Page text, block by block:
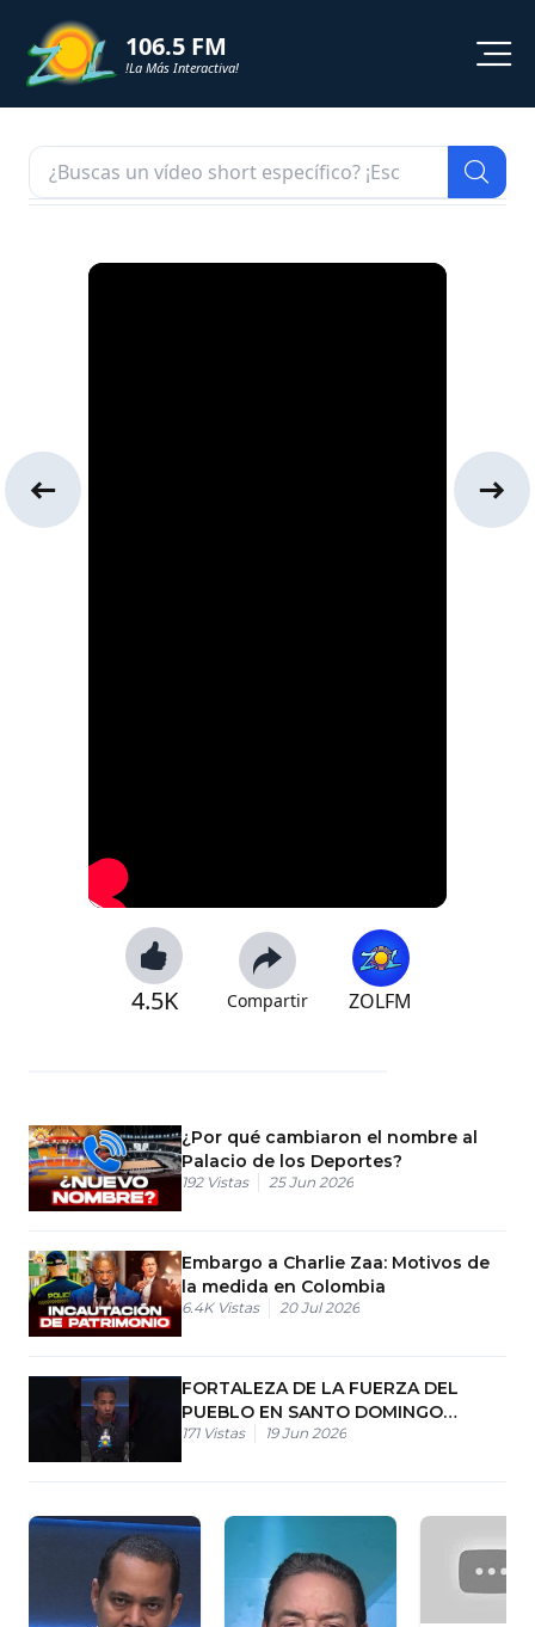
106.5 FM
!La Más Interactiva!
NOTICIAS
ZOL TV
4.5K Compartir ZOLFM
¿Por qué cambiaron el nombre al
Palacio de los Deportes?
192 Vistas 25 Jun 2026
Embargo a Charlie Zaa: Motivos de
la medida en Colombia
6.4K Vistas 20 Jul 2026
FORTALEZA DE LA FUERZA DEL
PUEBLO EN SANTO DOMINGO
NORTE
171 Vistas 19 Jun 2026